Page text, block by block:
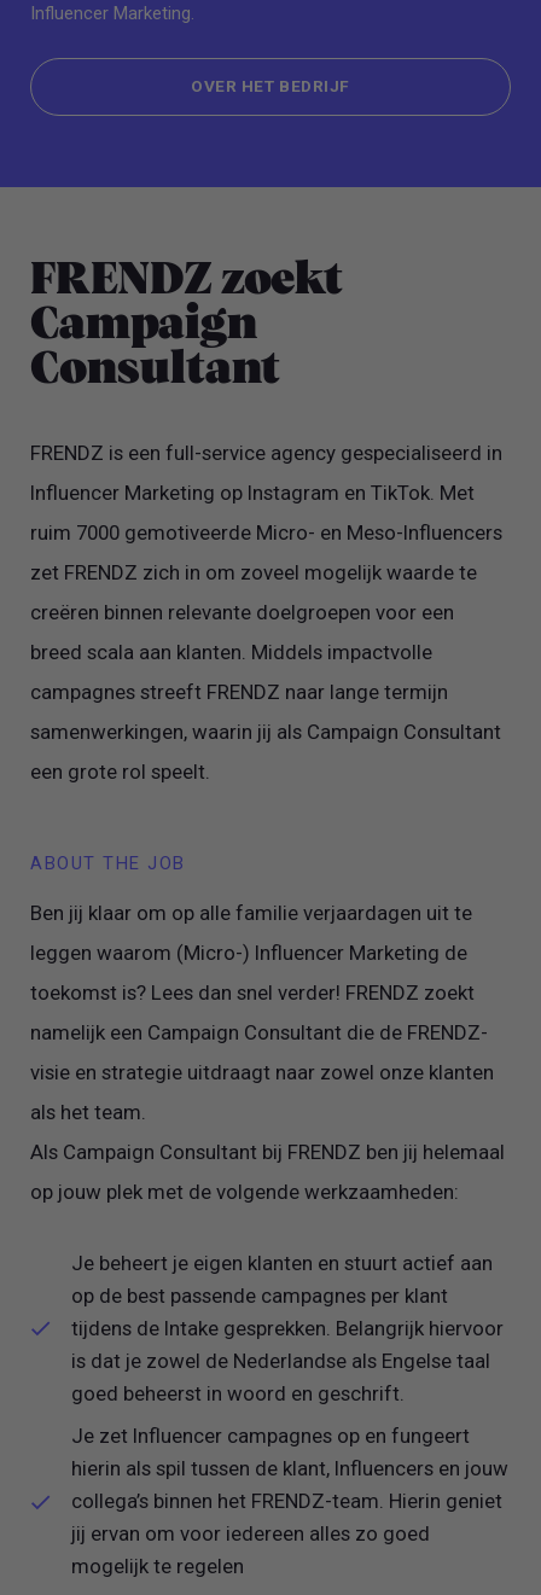
Influencer Marketing.
OVER HET BEDRIJF
FRENDZ zoekt
Campaign
Consultant
FRENDZ is een full-service agency gespecialiseerd in
Influencer Marketing op Instagram en TikTok. Met
ruim 7000 gemotiveerde Micro- en Meso-Influencers
zet FRENDZ zich in om zoveel mogelijk waarde te
creëren binnen relevante doelgroepen voor een
breed scala aan klanten. Middels impactvolle
campagnes streeft FRENDZ naar lange termijn
samenwerkingen, waarin jij als Campaign Consultant
een grote rol speelt.
ABOUT THE JOB
Ben jij klaar om op alle familie verjaardagen uit te
leggen waarom (Micro-) Influencer Marketing de
toekomst is? Lees dan snel verder! FRENDZ zoekt
namelijk een Campaign Consultant die de FRENDZ-
visie en strategie uitdraagt naar zowel onze klanten
als het team.
Als Campaign Consultant bij FRENDZ ben jij helemaal
op jouw plek met de volgende werkzaamheden:
Je beheert je eigen klanten en stuurt actief aan
op de best passende campagnes per klant
tijdens de Intake gesprekken. Belangrijk hiervoor
is dat je zowel de Nederlandse als Engelse taal
goed beheerst in woord en geschrift.
Je zet Influencer campagnes op en fungeert
hierin als spil tussen de klant, Influencers en jouw
collega’s binnen het FRENDZ-team. Hierin geniet
jij ervan om voor iedereen alles zo goed
mogelijk te regelen